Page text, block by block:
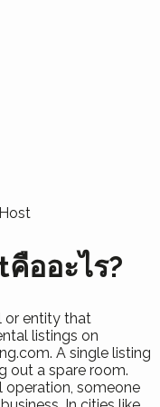
ออะไร?
or entity that
listings on
A single listing
out a spare room.
operation, someone